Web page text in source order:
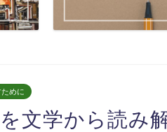
めに
文学から読み